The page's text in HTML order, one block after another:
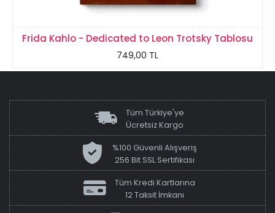
Frida Kahlo - Dedicated to Leon Trotsky Tablosu
749,00 TL
Tüm Türkiye'ye
Ücretsiz Kargo
%100 Güvenli Alışveriş
256 Bit SSL Sertifikası
Tüm Kredi Kartlarına
12 Taksit İmkanı